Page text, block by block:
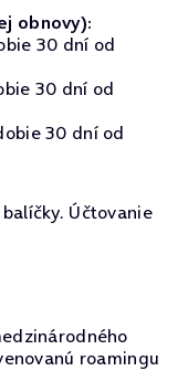
obnovy):
30 dní od
30 dní od
30 dní od
Účtovanie
roamingu